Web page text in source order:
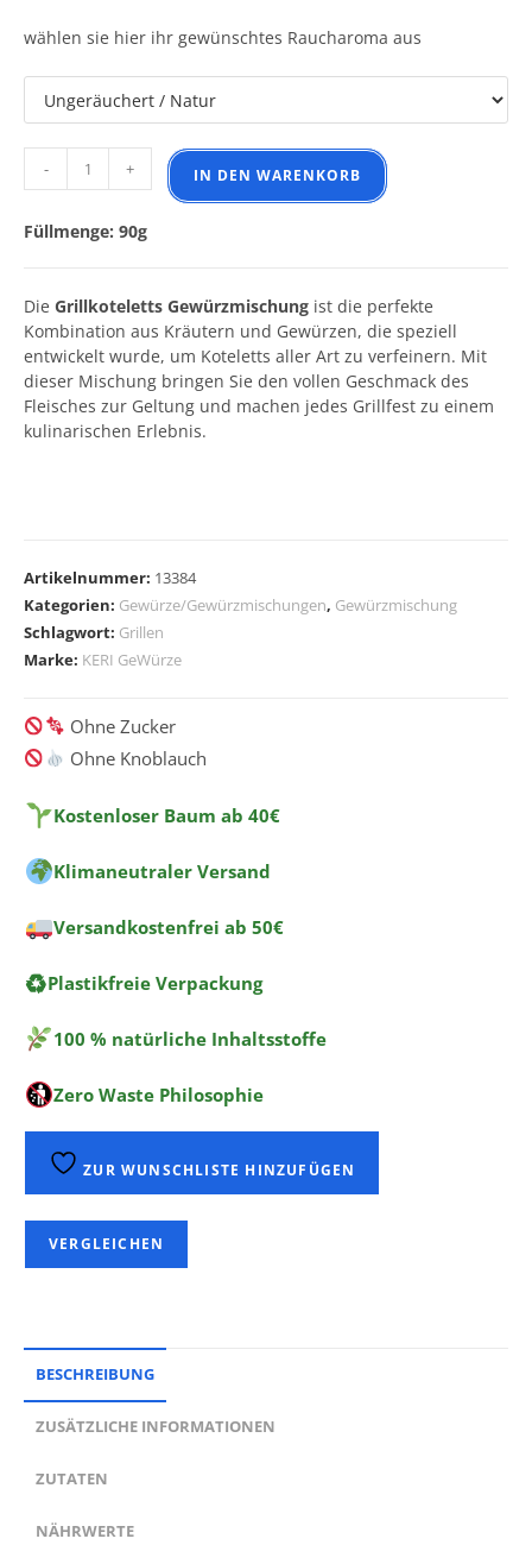
wählen sie hier ihr gewünschtes Raucharoma aus
Grillkoteletts Gewürzmischung Menge
- + IN DEN WARENKORB
Füllmenge: 90g
Die Grillkoteletts Gewürzmischung ist die perfekte
Kombination aus Kräutern und Gewürzen, die speziell
entwickelt wurde, um Koteletts aller Art zu verfeinern. Mit
dieser Mischung bringen Sie den vollen Geschmack des
Fleisches zur Geltung und machen jedes Grillfest zu einem
kulinarischen Erlebnis.
t
r
t
i
v
Artikelnummer: 13384
Kategorien: Gewürze/Gewürzmischungen, Gewürzmischung
Schlagwort: Grillen
Marke: KERI GeWürze
Ohne Zucker
Ohne Knoblauch
Kostenloser Baum ab 40€
Klimaneutraler Versand
Versandkostenfrei ab 50€
♻Plastikfreie Verpackung
100 % natürliche Inhaltsstoffe
Zero Waste Philosophie
ZUR WUNSCHLISTE HINZUFÜGEN
VERGLEICHEN
BESCHREIBUNG
ZUSÄTZLICHE INFORMATIONEN
ZUTATEN
NÄHRWERTE